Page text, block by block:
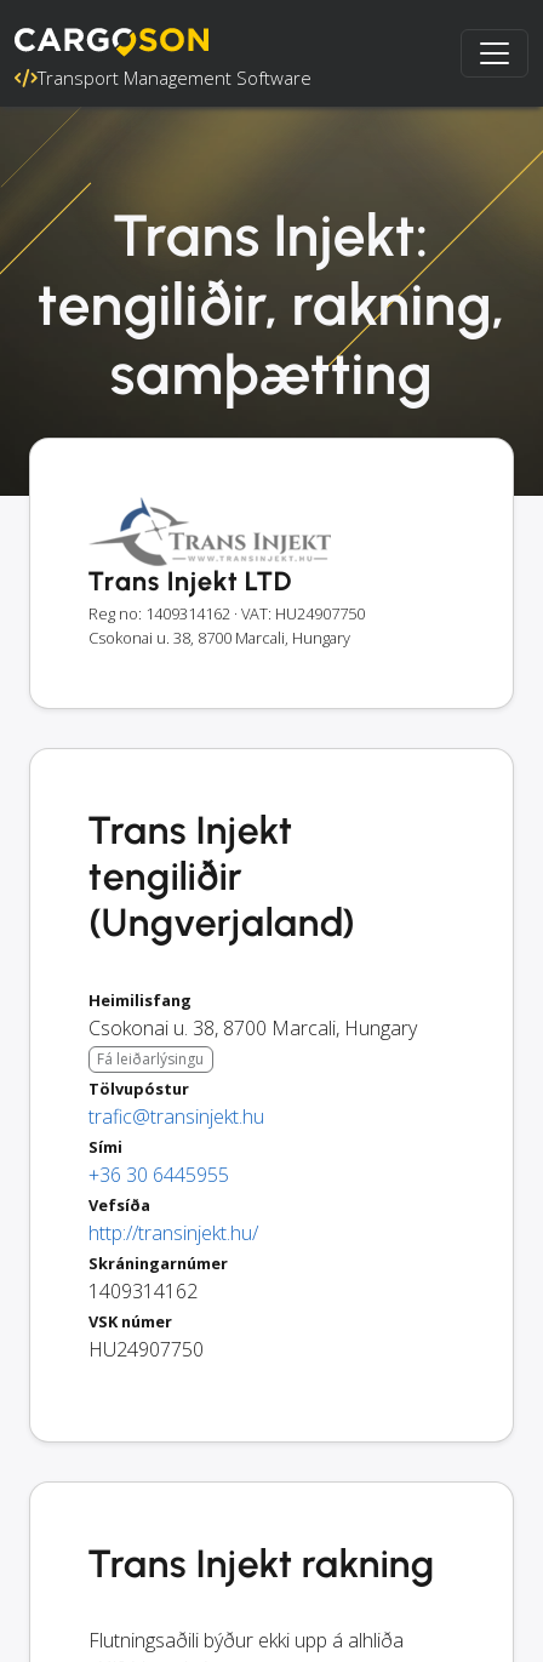
Transport Management Software
Trans Injekt:
tengiliðir, rakning,
samþætting
Trans Injekt LTD
Reg no: 1409314162 · VAT: HU24907750
Csokonai u. 38, 8700 Marcali, Hungary
Trans Injekt
tengiliðir
(Ungverjaland)
Heimilisfang
Csokonai u. 38, 8700 Marcali, Hungary
Fá leiðarlýsingu
Tölvupóstur
trafic@transinjekt.hu
Sími
+36 30 6445955
Vefsíða
http://transinjekt.hu/
Skráningarnúmer
1409314162
VSK númer
HU24907750
Trans Injekt rakning
Flutningsaðili býður ekki upp á alhliða